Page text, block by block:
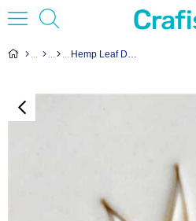
Hemp Leaf Desenli Ahşap Damga Scl-087 - 4 cm